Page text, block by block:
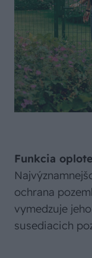
Funkcia
ochrana
vymedzuje
susediacich